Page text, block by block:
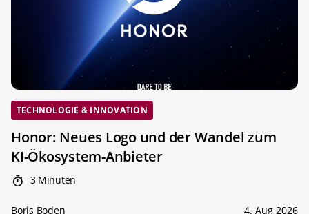
TECHNOLOGIE & INNOVATION
Honor: Neues Logo und der Wandel zum
KI-Ökosystem-Anbieter
3 Minuten
Boris Boden 4. Aug 2026